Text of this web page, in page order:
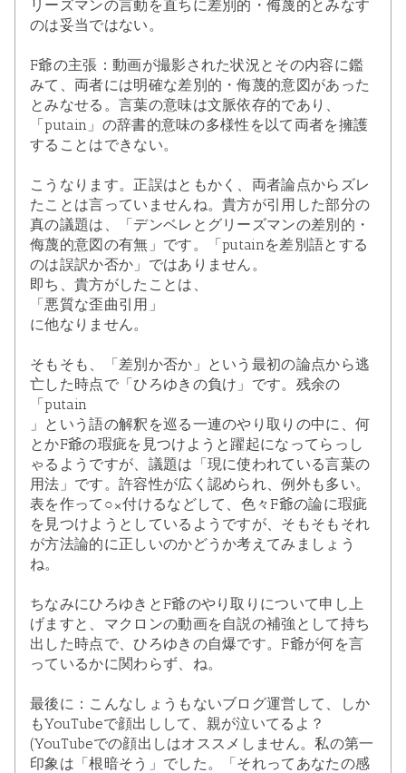
リーズマンの言動を直ちに差別的・侮蔑的とみなす
のは妥当ではない。
F爺の主張：動画が撮影された状況とその内容に鑑
みて、両者には明確な差別的・侮蔑的意図があった
とみなせる。言葉の意味は文脈依存的であり、
「putain」の辞書的意味の多様性を以て両者を擁護
することはできない。
こうなります。正誤はともかく、両者論点からズレ
たことは言っていませんね。貴方が引用した部分の
真の議題は、「デンベレとグリーズマンの差別的・
侮蔑的意図の有無」です。「putainを差別語とする
のは誤訳か否か」ではありません。
即ち、貴方がしたことは、
「悪質な歪曲引用」
に他なりません。
そもそも、「差別か否か」という最初の論点から逃
亡した時点で「ひろゆきの負け」です。残余の
「putain
」という語の解釈を巡る一連のやり取りの中に、何
とかF爺の瑕疵を見つけようと躍起になってらっし
ゃるようですが、議題は「現に使われている言葉の
用法」です。許容性が広く認められ、例外も多い。
表を作って○×付けるなどして、色々F爺の論に瑕疵
を見つけようとしているようですが、そもそもそれ
が方法論的に正しいのかどうか考えてみましょう
ね。
ちなみにひろゆきとF爺のやり取りについて申し上
げますと、マクロンの動画を自説の補強として持ち
出した時点で、ひろゆきの自爆です。F爺が何を言
っているかに関わらず、ね。
最後に：こんなしょうもないブログ運営して、しか
もYouTubeで顔出しして、親が泣いてるよ？
(YouTubeでの顔出しはオススメしません。私の第一
印象は「根暗そう」でした。「それってあなたの感